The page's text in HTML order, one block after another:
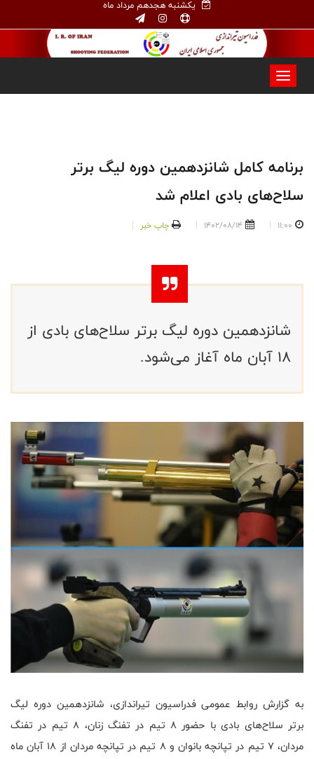
یکشنبه هجدهم مرداد ماه
برنامه کامل شانزدهمین دوره لیگ برتر
سلاح‌های بادی اعلام شد
11:00
1402/08/14 چاپ خبر
شانزدهمین دوره لیگ برتر سلاح‌های بادی از
18 آبان ماه آغاز می‌شود.
به گزارش روابط عمومی فدراسیون تیراندازی، شانزدهمین دوره لیگ
برتر سلاح‌های بادی با حضور 8 تیم در تفنگ زنان، 8 تیم در تفنگ
مردان، 7 تیم در تپانچه بانوان و 8 تیم در تپانچه مردان از 18 آبان ماه